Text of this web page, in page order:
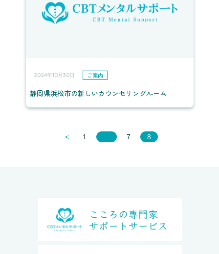
2024年10月30日 ご案内
静岡県浜松市の新しいカウンセリングルーム
< 1 7 8